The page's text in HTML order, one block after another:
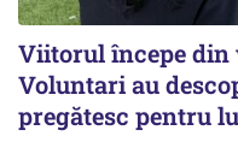
Viitorul începe din
Voluntari au
pregătesc pentru